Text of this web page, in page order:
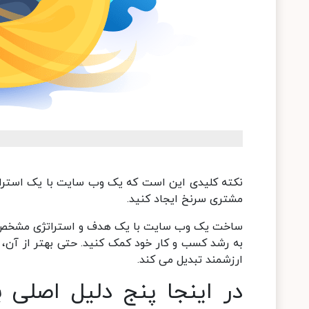
نکته کلیدی این است که یک وب سایت با یک
مشتری سرنخ ایجاد کنید.
ساخت یک وب سایت با یک هدف و استراتژی مشخص
ارزشمند تبدیل می کند.
در اینجا پنج دلیل